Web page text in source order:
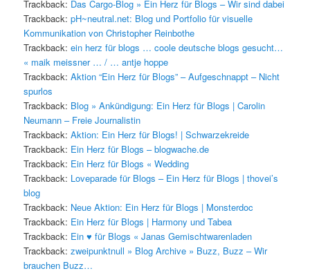
Trackback: Das Cargo-Blog » Ein Herz für Blogs – Wir sind dabei
Trackback:pH~neutral.net: Blog und Portfolio für visuelle
Kommunikation von Christopher Reinbothe
Trackback:ein herz für blogs … coole deutsche blogs gesucht…
« maik meissner … / … antje hoppe
Trackback:Aktion “Ein Herz für Blogs” – Aufgeschnappt – Nicht
spurlos
Trackback: Blog » Ankündigung: Ein Herz für Blogs | Carolin
Neumann – Freie Journalistin
Trackback:Aktion: Ein Herz für Blogs! | Schwarzekreide
Trackback: Ein Herz für Blogs – blogwache.de
Trackback: Ein Herz für Blogs « Wedding
Trackback: Loveparade für Blogs – Ein Herz für Blogs | thovei’s
blog
Trackback: Neue Aktion: Ein Herz für Blogs | Monsterdoc
Trackback: Ein Herz für Blogs | Harmony und Tabea
Trackback: Ein ♥ für Blogs « Janas Gemischtwarenladen
Trackback:zweipunktnull » Blog Archive » Buzz, Buzz – Wir
brauchen Buzz…